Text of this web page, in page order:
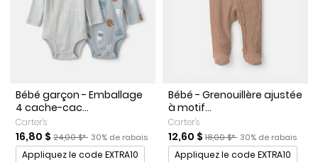
Bébé garçon - Emballage
4 cache-cac...
Carter's
Prix de solde
16,80 $ Prix ​​de détail suggéré par le fabricant
24,00 $* Pourcentage de rabais
30% de rabais
Promotions
Appliquez le code EXTRA10
Bébé - Grenouillère ajustée
à motif...
Carter's
Prix de solde
12,60 $Prix ​​de détail suggéré par
18,00 $* Pourcentage de
30% de rabais
Promotions
Appliquez le code EXTRA10